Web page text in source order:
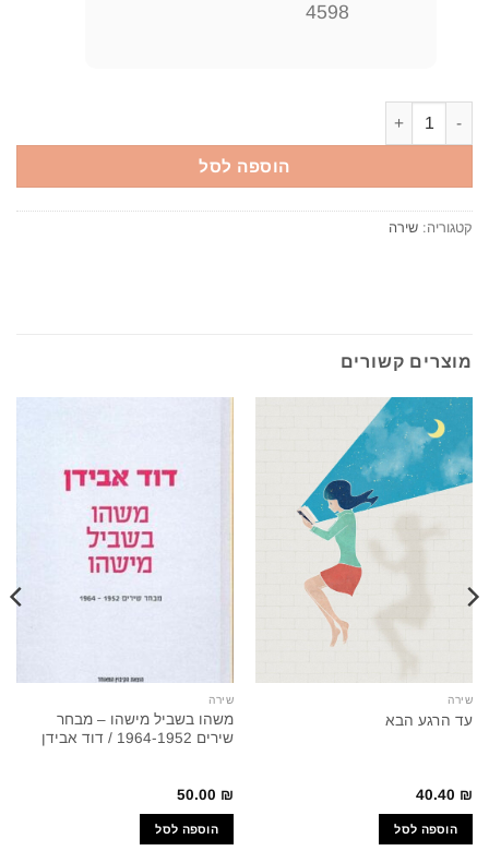
4598
הוספה לסל
קטגוריה: שירה
מוצרים קשורים
שירה
עד הרגע הבא
40.40 ₪
הוספה לסל
שירה
משהו בשביל מישהו – מבחר
שירים 1964-1952 / דוד אבידן
50.00 ₪
הוספה לסל